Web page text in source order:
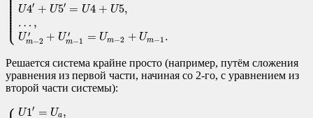
⎪ ⎪ ⎪ ⎪ ⎪ ⎪ ⎪ ⎪ ⎪ ⎪⎩
U4′ + U5′ = U4 + U5,
… ,
U ′
m−2 + U ′
m−1 = Um−2 + Um−1 .
Решается система крайне просто (например, путём сложения
уравнения из первой части, начиная со 2-го, с уравнением из
второй части системы):
U1′ = Ua,
(7) {U1 Ua